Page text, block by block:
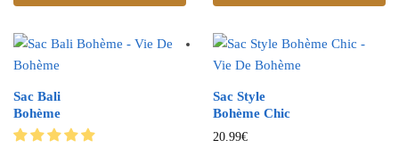
Sac Bali
Bohème
Sac Style
Bohème Chic
20.99€